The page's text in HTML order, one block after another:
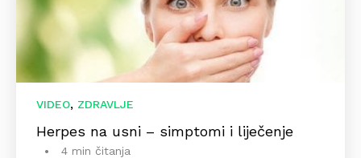
VIDEO, ZDRAVLJE
Herpes na usni – simptomi i liječenje
4 min čitanja